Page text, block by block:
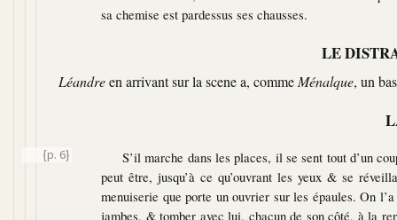
sa chemise est pardessus ses chausses.
LE
Léandreen arrivant sur la scene a, comme Ménalque, un
S’il marche dans les places, il se sent tout d’un
{p. 6}
peut être, jusqu’à ce qu’ouvrant les yeux & se
menuiserie que porte un ouvrier sur les épaules. On
jambes, & tomber avec lui, chacun de son côté, à la